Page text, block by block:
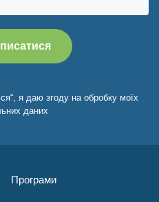
я даю згоду на обробку моїх
даних
Програми